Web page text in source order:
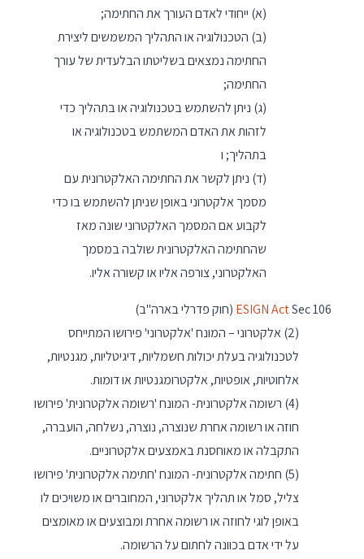
(א) ייחודי לאדם העורך את החתימה;
(ב) הטכנולוגיה או התהליך המשמשים ליצירת
החתימה נמצאים בשליטתו הבלעדית של עורך
החתימה;
(ג) ניתן להשתמש בטכנולוגיה או בתהליך כדי
לזהות את האדם המשתמש בטכנולוגיה או
בתהליך; ו
(ד) ניתן לקשר את החתימה האלקטרונית עם
מסמך אלקטרוני באופן שניתן להשתמש בו כדי
לקבוע אם המסמך האלקטרוני שונה מאז
שהחתימה האלקטרונית שולבה במסמך
האלקטרוני, צורפה אליו או קשורה אליו.
ESIGN ActSec 106 (חוק פדרלי בארה"ב)
(2) אלקטרוני – המונח 'אלקטרוני' פירושו המתייחס
לטכנולוגיה בעלת יכולות חשמליות, דיגיטליות, מגנטיות,
אלחוטיות, אופטיות, אלקטרומגנטיות או דומות.
(4) רשומה אלקטרונית- המונח 'רשומה אלקטרונית' פירושו
חוזה או רשומה אחרת שנוצרה, נוצרה, נשלחה, הועברה,
התקבלה או מאוחסנת באמצעים אלקטרוניים.
(5) חתימה אלקטרונית- המונח 'חתימה אלקטרונית' פירושו
צליל, סמל או תהליך אלקטרוני, המחוברים או משויכים לו
באופן לוגי לחוזה או רשומה אחרת ומבוצעים או מאומצים
על ידי אדם בכוונה לחתום על הרשומה.